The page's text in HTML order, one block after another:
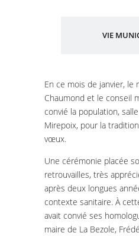
VIE
En ce mois de janvier, le
Chaumond et le conseil
convié la population,
Mirepoix, pour la
vœux.
Une cérémonie placée
retrouvailles, très
après deux longues
contexte sanitaire. À
avait convié ses
maire de La Bezole,